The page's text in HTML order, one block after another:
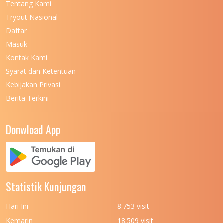
UNIVERSITAS NEGERI KHAIRUN
UNIVERSITAS NEGERI MANADO
UNIVERSITAS NEGERI MEDAN
UNIVERSITAS NEGERI PADANG
UNIVERSITAS NUSA CENDANA
UNIVERSITAS PADJADJARAN
UNIVERSITAS PATTIMURA
Tentang Kami
Tryout Nasional
Daftar
Masuk
Kontak Kami
Syarat dan Ketentuan
Kebijakan Privasi
Berita Terkini
Donwload App
Statistik Kunjungan
Hari Ini
8.753 visit
Kemarin
18.509 visit